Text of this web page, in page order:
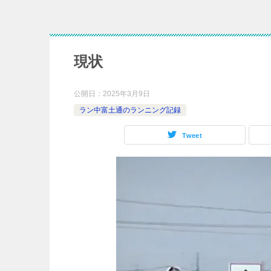
現状
公開日： 2025年3月9日
ラン中富土通のランニング記録
Tweet